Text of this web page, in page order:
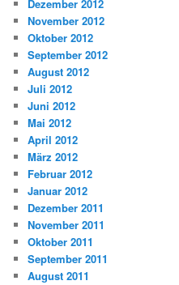
Dezember 2012
November 2012
Oktober 2012
September 2012
August 2012
Juli 2012
Juni 2012
Mai 2012
April 2012
März 2012
Februar 2012
Januar 2012
Dezember 2011
November 2011
Oktober 2011
September 2011
August 2011